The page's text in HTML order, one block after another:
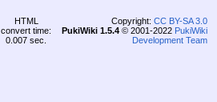
HTML
convert time:
0.007 sec.
Copyright: CC BY-SA 3.0
PukiWiki 1.5.4© 2001-2022 PukiWiki
Development Team